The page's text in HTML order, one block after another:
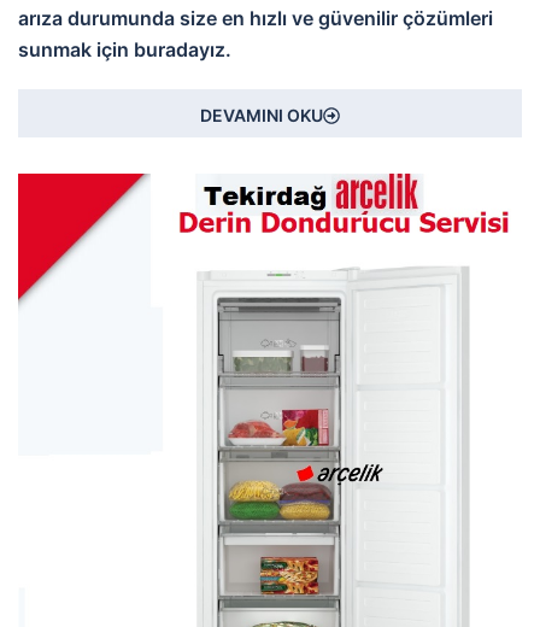
arıza durumunda size en hızlı ve güvenilir çözümleri
sunmak için buradayız.
DEVAMINI OKU